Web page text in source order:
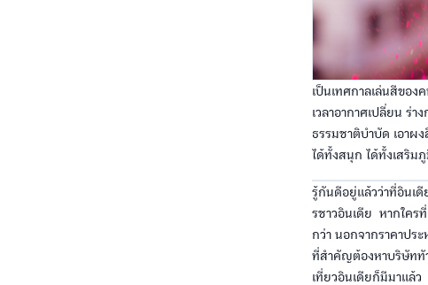
เป็นเทศกาลเล่นสีขอ
เวลาอากาศเปลี่ยน ร่
ธรรมชาติบำบัด เอาผ
ได้ทั้งสนุก ได้ทั้งเสริม
รู้กันดีอยู่แล้วว่าที่อินเดี
รชาวอินเดีย หากใคร
กว่า นอกจากราคาปร
ที่สำคัญต้องหาบริษัททั
เที่ยวอินเดียก็มีมาแล้ว